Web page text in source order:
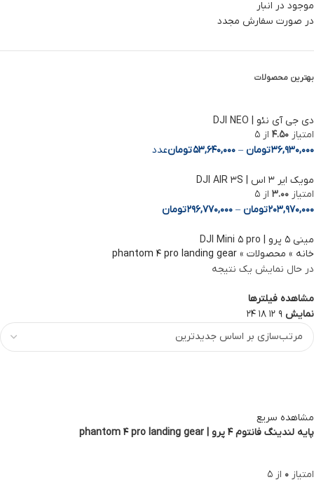
موجود در انبار
در صورت سفارش مجدد
بهترین محصولات
دی جی آی نئو | DJI NEO
امتیاز 4.50 از 5
36,930,000تومان –
53,640,000تومانعدد
مویک ایر 3 اس | DJI AIR 3S
امتیاز 3.00 از 5
203,970,000تومان –
296,770,000تومان
مینی ۵ پرو | DJI Mini ۵ pro
خانه » محصولات »
phantom 4 pro landing gear
در حال نمایش یک نتیجه
مشاهده فیلترها
نمایش 9
12
18
24
مشاهده سریع
پایه لندینگ فانتوم 4 پرو | phantom 4 pro landing gear
امتیاز 0 از 5